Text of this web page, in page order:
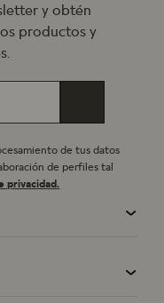
y obtén
productos y
de tus datos
de perfiles tal
privacidad.